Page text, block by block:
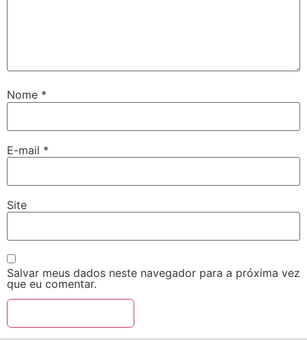
Nome *
E-mail *
Site
Salvar meus dados neste navegador para a próxima vez
que eu comentar.